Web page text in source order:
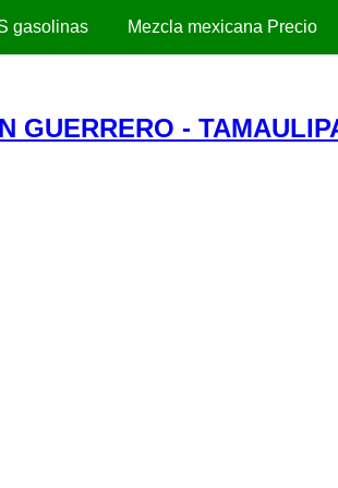
gasolinas Mezcla mexicana Precio
GUERRERO -